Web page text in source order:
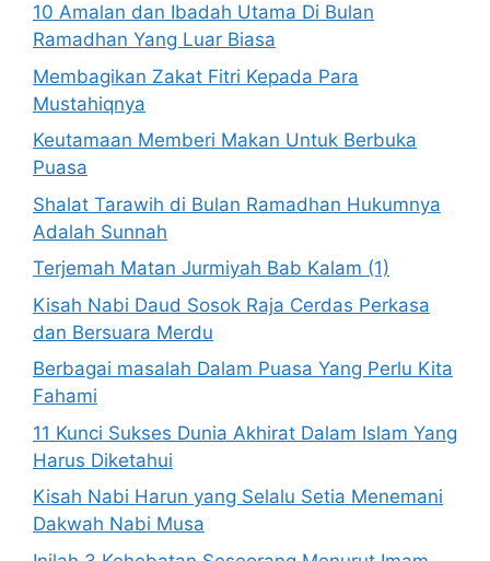
10 Amalan dan Ibadah Utama Di Bulan
Ramadhan Yang Luar Biasa
Membagikan Zakat Fitri Kepada Para
Mustahiqnya
Keutamaan Memberi Makan Untuk Berbuka
Puasa
Shalat Tarawih di Bulan Ramadhan Hukumnya
Adalah Sunnah
Terjemah Matan Jurmiyah Bab Kalam (1)
Kisah Nabi Daud Sosok Raja Cerdas Perkasa
dan Bersuara Merdu
Berbagai masalah Dalam Puasa Yang Perlu Kita
Fahami
11 Kunci Sukses Dunia Akhirat Dalam Islam Yang
Harus Diketahui
Kisah Nabi Harun yang Selalu Setia Menemani
Dakwah Nabi Musa